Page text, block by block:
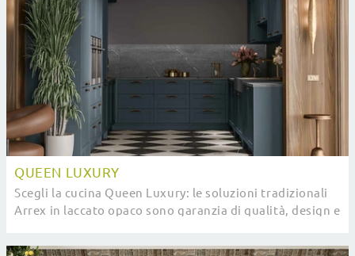
QUEEN LUXURY
Scegli la cucina Queen Luxury: le soluzioni tradizionali
Arrex in laccato opaco sono garanzia di qualità, design e